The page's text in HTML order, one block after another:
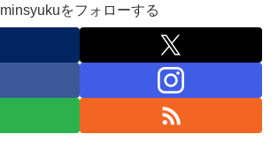
minsyukuをフォローする